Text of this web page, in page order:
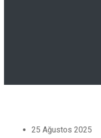
25 Ağustos 2025